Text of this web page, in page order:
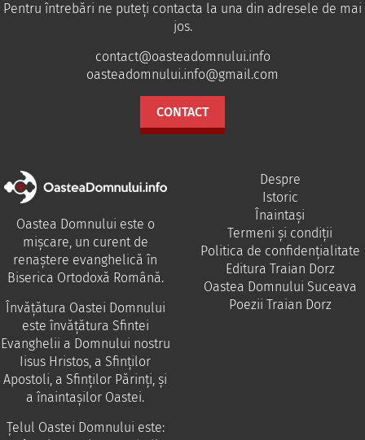
Pentru întrebări ne puteţi contacta la una din adresele de mai
jos.
contact@oasteadomnului.info
oasteadomnului.info@gmail.com
CONTACT
Oastea Domnului este o
mișcare, un curent de
renaștere evanghelică în
Biserica Ortodoxă Română.
Învăţătura Oastei Domnului
este învăţătura Sfintei
Evanghelii a Domnului nostru
Iisus Hristos, a Sfinţilor
Apostoli, a Sfinţilor Părinţi, şi
a înaintaşilor Oastei.
Ţelul Oastei Domnului este:
Despre
Istoric
Înaintași
Termeni și condiții
Politica de confidențialitate
Editura Traian Dorz
Oastea Domnului Suceava
Poezii Traian Dorz